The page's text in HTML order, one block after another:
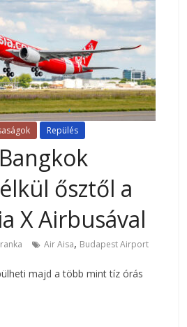
Repülés
ősztől a
X Airbusával
Air Aisa, Budapest Airport
majd a több mint tíz órás